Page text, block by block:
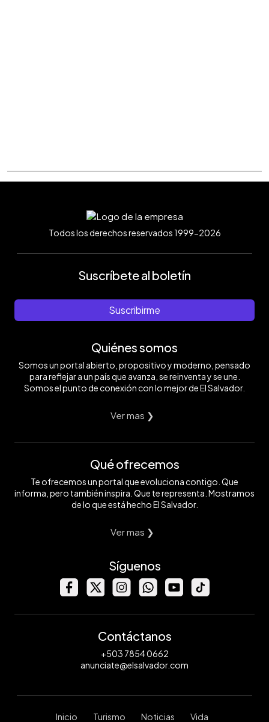
Todos los derechos reservados 1999-2026
Suscríbete al boletín
Suscribirme
Quiénes somos
Somos un portal abierto, propositivo y moderno, pensado
para reflejar a un país que avanza, se reinventa y se une.
Somos el punto de conexión con lo mejor de El Salvador.
Ver mas ❯
Qué ofrecemos
Te ofrecemos un portal que evoluciona contigo. Que
informa, pero también inspira. Que te representa. Mostramos
de lo que está hecho El Salvador.
Ver mas ❯
Síguenos
Contáctanos
+503 7854 0662
anunciate@elsalvador.com
Inicio Turismo Noticias Vida